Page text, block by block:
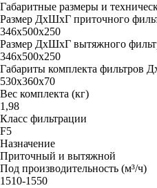
Габаритные размеры и
Размер ДxШxГ приточного
346х500х250
Размер ДxШxГ вытяжного
346х500х250
Габариты комплекта фильтров
530x360x70
Вес комплекта (кг)
1,98
Класс фильтрации
F5
Назначение
Приточный и вытяжной
Под производительность (м³/ч)
1510-1550